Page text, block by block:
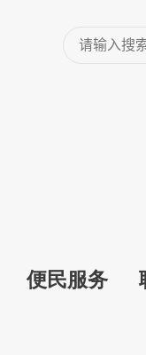
便民服务